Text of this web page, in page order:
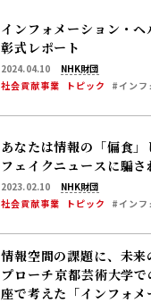
インフォメーション・
彰式レポート
2024.04.10
NHK財団
社会貢献事業
トピック #インフ
あなたは情報の「偏食
フェイクニュースに騙
2023.02.10
NHK財団
社会貢献事業
トピック #インフ
情報空間の課題に、未
プローチ――京都芸術大学
座で考えた「インフォメ